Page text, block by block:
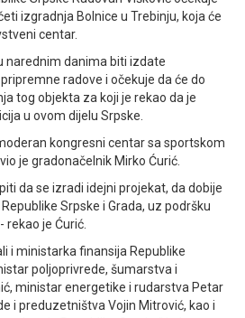
izgradnja Bolnice u Trebinju, koja će
centar.
narednim danima biti izdate
radove i očekuje da će do
tog objekta za koji je rekao da je
u ovom dijelu Srpske.
kongresni centar sa sportskom
je gradonačelnik Mirko Ćurić.
da se izradi idejni projekat, da dobije
Srpske i Grada, uz podršku
rekao je Ćurić.
i ministarka finansija Republike
poljoprivrede, šumarstva i
ministar energetike i rudarstva Petar
i preduzetništva Vojin Mitrović, kao i